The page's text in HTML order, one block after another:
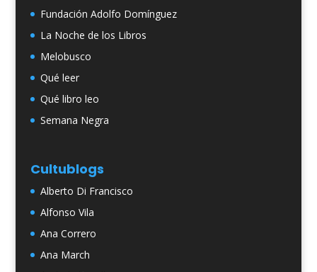
Fundación Adolfo Domínguez
La Noche de los Libros
Melobusco
Qué leer
Qué libro leo
Semana Negra
Cultublogs
Alberto Di Francisco
Alfonso Vila
Ana Correro
Ana March